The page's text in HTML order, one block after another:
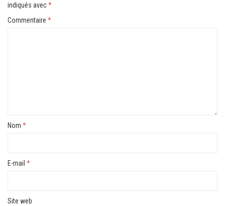
indiqués avec*
Commentaire *
Nom *
E-mail *
Site web